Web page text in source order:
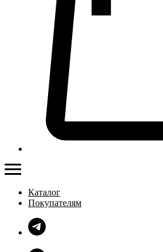
Каталог
Покупателям